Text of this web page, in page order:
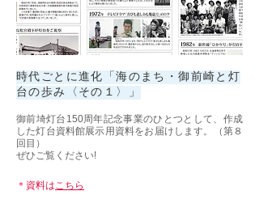
時代ごとに進化「海のまち・御前崎と灯
台の歩み〈その１〉」
御前埼灯台150周年記念事業のひとつとして、作成
した灯台資料館展示用資料をお届けします。（第８
回目）
ぜひご覧ください!
＊ 資料はこちら